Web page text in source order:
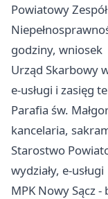
Powiatowy
godziny, wniosek
Urząd Skarbowy
e-usługi i zasięg
Parafia św.
kancelaria,
Starostwo
wydziały, e-usługi
MPK Nowy Sącz